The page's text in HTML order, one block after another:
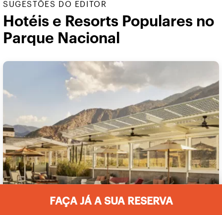
FAÇA JÁ A SUA RESERVA
SUGESTÕES DO EDITOR
Hotéis e Resorts Populares no
Parque Nacional